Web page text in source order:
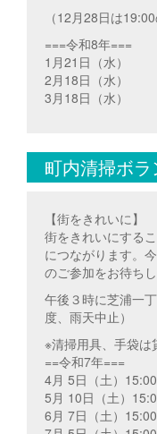
（12月28日は
===令和8年===
1月21日（水）
2月18日（水）
3月18日（水）
町内清掃ボ
【街をきれいに】
街をきれいにする
につながります。
のご参加をお待ちし
午後３時に芝浦一
度、雨天中止）
※清掃用具、手袋は
==令和7年===
4月 5日（土）
5月 10日（土）
6月 7日（土）